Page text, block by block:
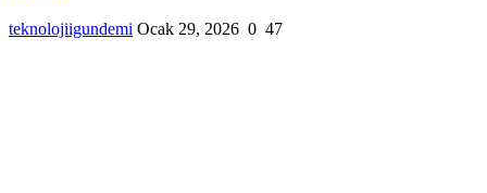
teknolojiigundemi Ocak 29, 2026 0 47